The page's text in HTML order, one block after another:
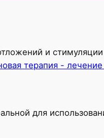
и
терапия - лечение
для